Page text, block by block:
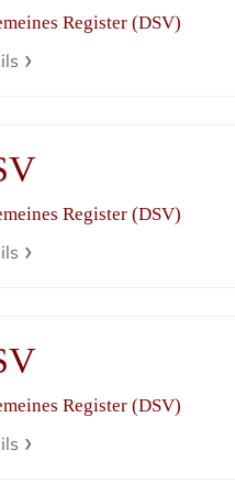
Register (DSV)
Register (DSV)
Register (DSV)